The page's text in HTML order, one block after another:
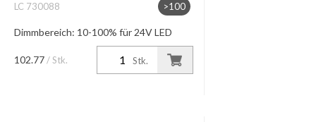
>100
LC 730088
Dimmbereich: 10-100% für 24V LED
Module max. Leitungslänge 10m
Stk.
102.77 / Stk.